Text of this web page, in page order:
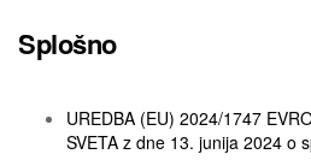
Splošno
UREDBA (EU) 2024/1747
SVETA z dne 13. junija 2024 o